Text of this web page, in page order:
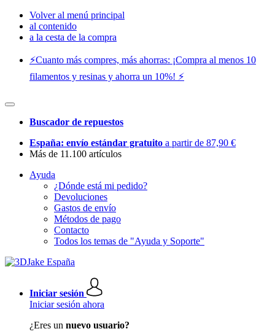
Volver al menú principal
al contenido
a la cesta de la compra
⚡️Cuanto más compres, más ahorras: ¡Compra al menos 10
filamentos y resinas y ahorra un 10%! ⚡️
Buscador de repuestos
España: envío estándar gratuito a partir de 87,90 €
Más de 11.100 artículos
Ayuda
¿Dónde está mi pedido?
Devoluciones
Gastos de envío
Métodos de pago
Contacto
Todos los temas de "Ayuda y Soporte"
Iniciar sesión
Iniciar sesión ahora
¿Eres un nuevo usuario?